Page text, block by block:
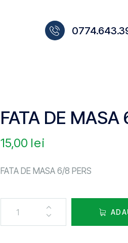
FATA DE MASA
15,00 lei
FATA DE MASA 6/8 PERS